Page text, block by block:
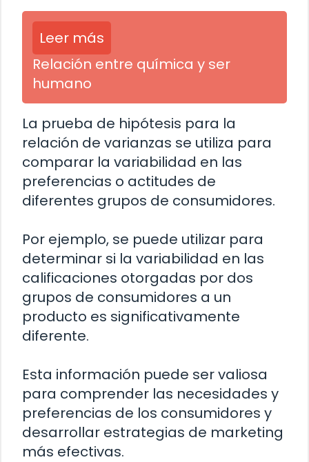
Leer más
Relación entre química y ser
humano
La prueba de hipótesis para la
relación de varianzas se utiliza para
comparar la variabilidad en las
preferencias o actitudes de
diferentes grupos de consumidores.
Por ejemplo, se puede utilizar para
determinar si la variabilidad en las
calificaciones otorgadas por dos
grupos de consumidores a un
producto es significativamente
diferente.
Esta información puede ser valiosa
para comprender las necesidades y
preferencias de los consumidores y
desarrollar estrategias de marketing
más efectivas.